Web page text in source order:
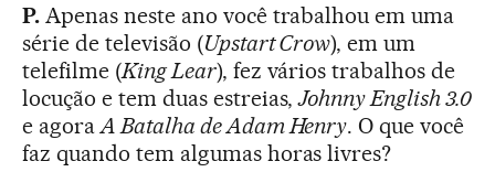
P.Apenas neste ano você trabalhou em uma
série de televisão (Upstart Crow), em um
telefilme (King Lear), fez vários trabalhos de
locução e tem duas estreias,Johnny English 3.0
e agora A Batalha de Adam Henry. O que você
faz quando tem algumas horas livres?